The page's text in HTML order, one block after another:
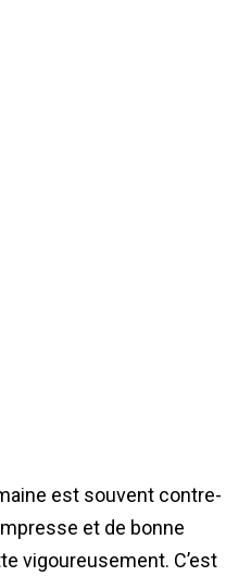
est souvent contre-
et de bonne
vigoureusement. C’est